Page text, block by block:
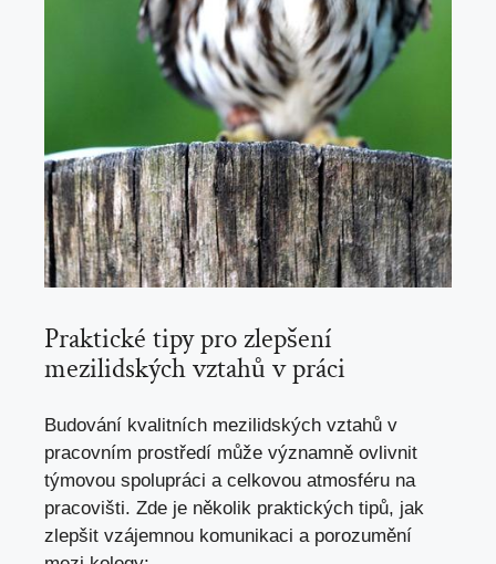
Praktické tipy pro zlepšení
mezilidských vztahů v práci
Budování kvalitních mezilidských vztahů v
pracovním prostředí může významně ovlivnit
týmovou spolupráci a celkovou atmosféru na
pracovišti. Zde je několik praktických tipů, jak
zlepšit vzájemnou komunikaci a porozumění